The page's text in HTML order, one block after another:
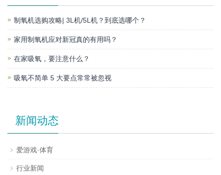
制氧机选购攻略| 3L机/5L机？到底选哪个？
家用制氧机应对新冠真的有用吗？
在家吸氧，要注意什么？
吸氧不简单 5 大要点常常被忽视
新闻动态
爱游戏·体育
行业新闻